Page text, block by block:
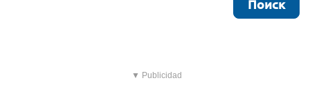
▼ Publicidad